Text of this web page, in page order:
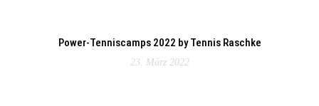
Power-Tenniscamps 2022 by Tennis Raschke
23. März 2022